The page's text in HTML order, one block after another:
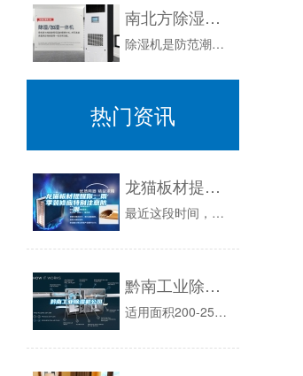
南北方除湿机市场的销售模式
除湿机是防范潮湿的设备，在很多人的印象里，好像就只是在我国南方地区才需要，因为我国北方地区比较干燥，一年当中只有那么短短的一两个月时间空气湿...
热门资讯
龙猫板材提醒你，雨季装修应特别注意防潮
最近这段时间，我国多个省份都处在阴雨绵绵的时期，所以，空气潮湿就成了很多业主在装修过程中最头疼的一件事了，其实无论是装修还是日常生活，防潮防...
黔南工业除湿机公司
适用面积200-250㎡(3米高)一、工业除湿机的简介工业除湿机由压缩机、热交换器、风扇、盛水器、机壳及控制器组成，其工作原理是：由风扇将潮...